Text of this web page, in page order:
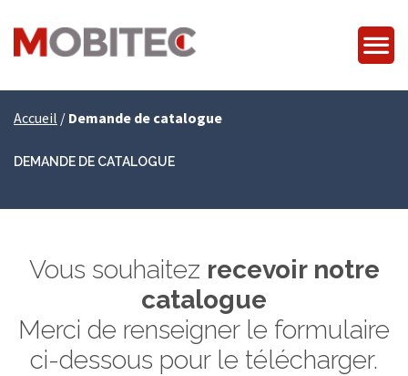
Accueil / Demande de catalogue
DEMANDE DE CATALOGUE
Vous souhaitez recevoir notre
catalogue
Merci de renseigner le formulaire
ci-dessous pour le télécharger.